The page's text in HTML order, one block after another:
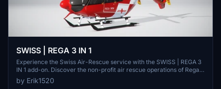
SWISS | REGA 3 IN 1
Experience the Swiss Air-Rescue service with the SWISS | REGA 3
IN 1 add-on. Discover the non-profit air rescue operations of Rega,
assisting in emergency medical assistance, mountain rescues, and
more. Explore the unique features of Rega, including direct
by Erik1520